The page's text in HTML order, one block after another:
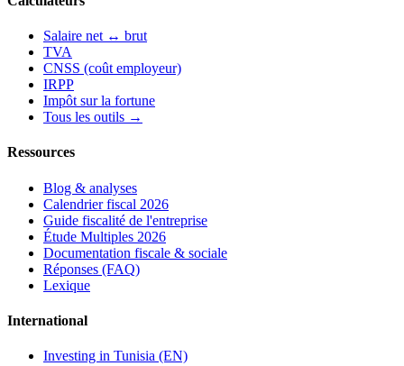
Salaire net ↔ brut
TVA
CNSS (coût employeur)
IRPP
Impôt sur la fortune
Tous les outils →
Ressources
Blog & analyses
Calendrier fiscal 2026
Guide fiscalité de l'entreprise
Étude Multiples 2026
Documentation fiscale & sociale
Réponses (FAQ)
Lexique
International
Investing in Tunisia (EN)